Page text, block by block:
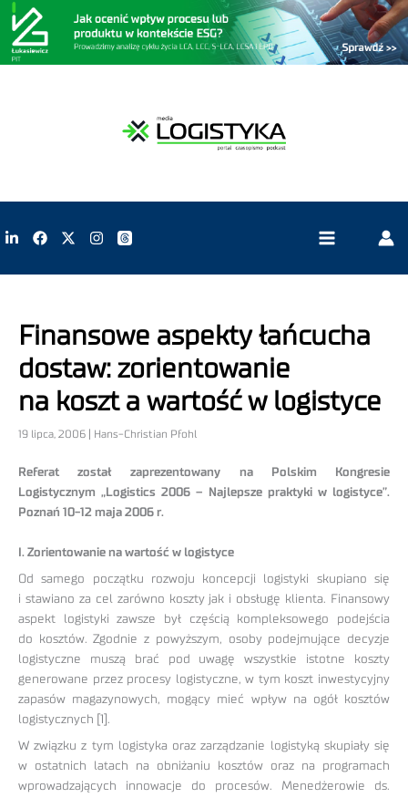
Finansowe aspekty łańcucha
dostaw: zorientowanie
na koszt a wartość w logistyce
19 lipca, 2006 | Hans-Christian Pfohl
Referat został zaprezentowany na Polskim Kongresie
Logistycznym „Logistics 2006 – Najlepsze praktyki w logistyce”.
Poznań 10-12 maja 2006 r.
I. Zorientowanie na wartość w logistyce
Od samego początku rozwoju koncepcji logistyki skupiano się
i stawiano za cel zarówno koszty jak i obsługę klienta. Finansowy
aspekt logistyki zawsze był częścią kompleksowego podejścia
do kosztów. Zgodnie z powyższym, osoby podejmujące decyzje
logistyczne muszą brać pod uwagę wszystkie istotne koszty
generowane przez procesy logistyczne, w tym koszt inwestycyjny
zapasów magazynowych, mogący mieć wpływ na ogół kosztów
logistycznych [1].
W związku z tym logistyka oraz zarządzanie logistyką skupiały się
w ostatnich latach na obniżaniu kosztów oraz na programach
wprowadzających innowacje do procesów. Menedżerowie ds.